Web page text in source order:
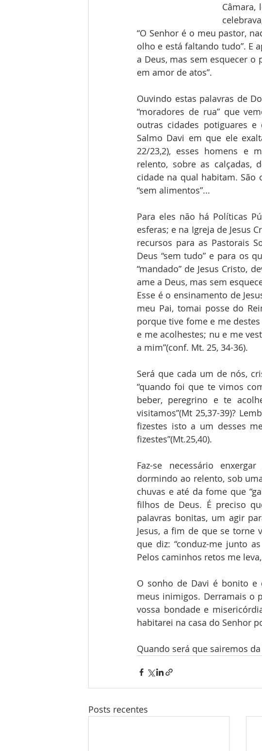
Câmara,
“O Senhor é o meu pastor,
olho e está faltando tudo”. E
a Deus, mas sem esquecer
em amor de atos”.
Ouvindo estas palavras de
“moradores de rua” que
outras cidades potiguares
Salmo Davi em que ele
22/23,2), esses homens e
relento, sobre as calçadas,
cidade na qual habitam. São
“sem alimentos”...
Para eles não há Políticas
esferas; e na Igreja de Jesus
recursos para as Pastorais
Deus “sem tudo” e para os
“mandado” de Jesus Cristo,
ame a Deus, mas sem
Esse é o ensinamento de
meu Pai, tomai posse do
porque tive fome e me
e me acolhestes; nu e me
a mim”(conf. Mt. 25, 34-36).
Será que cada um de nós,
“quando foi que te vimos
beber, peregrino e te
visitamos”(Mt 25,37-39)?
fizestes isto a um desses
fizestes”(Mt.25,40).
Faz-se necessário
dormindo ao relento, sob
chuvas e até da fome que
filhos de Deus. É preciso
palavras bonitas, um agir
Jesus, a fim de que se torne
que diz: “conduz-me junto
Pelos caminhos retos me
O sonho de Davi é bonito e
meus inimigos. Derramais o
vossa bondade e
habitarei na casa do Senhor
Quando será que sairemos
Posts recentes